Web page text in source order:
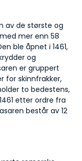
av de største og
mer enn 58
ble åpnet i 1461,
og
er gruppert
for skinnfrakker,
to bedestens,
etter ordre fra
består av 12